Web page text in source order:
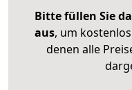
Bitte füllen Sie
aus, um
denen alle